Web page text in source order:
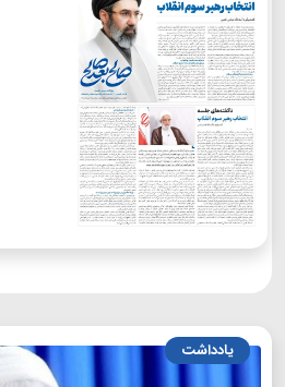
یادداشت